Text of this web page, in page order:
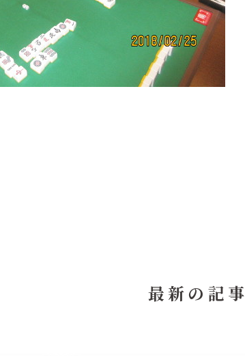
最新の記事